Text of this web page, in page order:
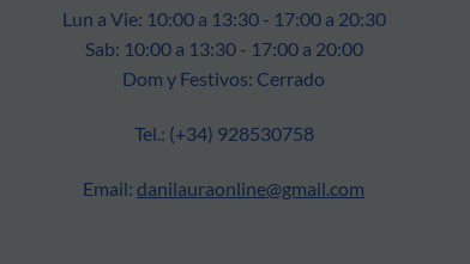
Lun a Vie: 10:00 a 13:30 - 17:00 a 20:30
Sab: 10:00 a 13:30 - 17:00 a 20:00
Dom y Festivos: Cerrado
Tel.: (+34) 928530758
Email: danilauraonline@gmail.com